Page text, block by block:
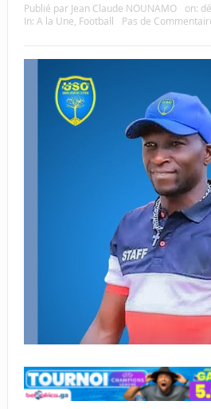
Publié par Jean Claude NOUNAMO on:
In: A la Une Football
Pas de